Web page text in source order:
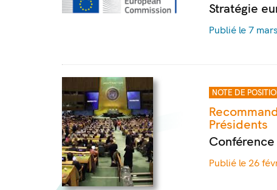
Stratégie
Publié le 7
NOTE DE
Présidents
Conférence
Publié le 26